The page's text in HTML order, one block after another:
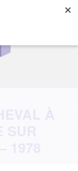
À
SUR
1978